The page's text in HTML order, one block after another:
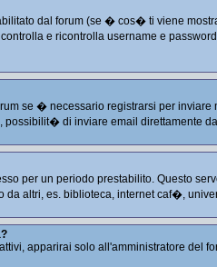
dal forum (se � cos� ti viene
e ricontrolla username e
se � necessario registrarsi per
di inviare email direttamente
per un periodo prestabilito. Questo
da altri, es. biblioteca, internet caf�,
apparirai solo all'amministratore del